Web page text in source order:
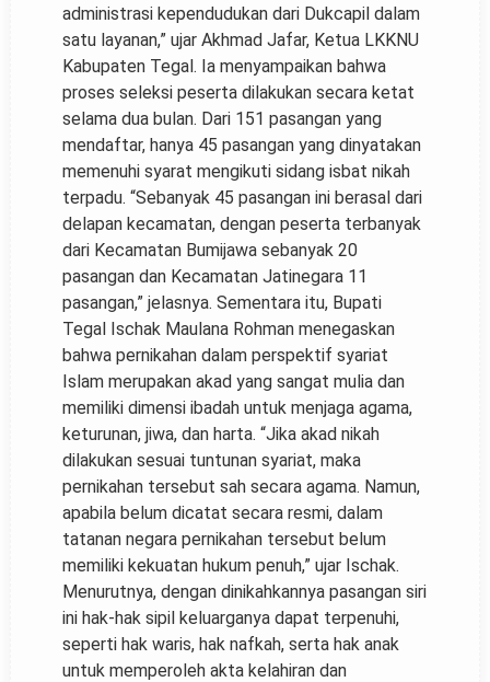
administrasi kependudukan dari Dukcapil dalam
satu layanan,” ujar Akhmad Jafar, Ketua LKKNU
Kabupaten Tegal. Ia menyampaikan bahwa
proses seleksi peserta dilakukan secara ketat
selama dua bulan. Dari 151 pasangan yang
mendaftar, hanya 45 pasangan yang dinyatakan
memenuhi syarat mengikuti sidang isbat nikah
terpadu. “Sebanyak 45 pasangan ini berasal dari
delapan kecamatan, dengan peserta terbanyak
dari Kecamatan Bumijawa sebanyak 20
pasangan dan Kecamatan Jatinegara 11
pasangan,” jelasnya. Sementara itu, Bupati
Tegal Ischak Maulana Rohman menegaskan
bahwa pernikahan dalam perspektif syariat
Islam merupakan akad yang sangat mulia dan
memiliki dimensi ibadah untuk menjaga agama,
keturunan, jiwa, dan harta. “Jika akad nikah
dilakukan sesuai tuntunan syariat, maka
pernikahan tersebut sah secara agama. Namun,
apabila belum dicatat secara resmi, dalam
tatanan negara pernikahan tersebut belum
memiliki kekuatan hukum penuh,” ujar Ischak.
Menurutnya, dengan dinikahkannya pasangan siri
ini hak-hak sipil keluarganya dapat terpenuhi,
seperti hak waris, hak nafkah, serta hak anak
untuk memperoleh akta kelahiran dan